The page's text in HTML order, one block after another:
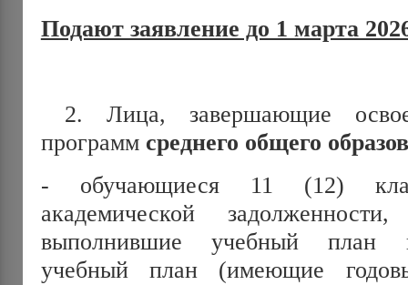
Подают заявление до 1 марта
2. Лица, завершающие
программ среднего общего
- обучающиеся 11 (12)
академической
выполнившие учебный план
учебный план (имеющие